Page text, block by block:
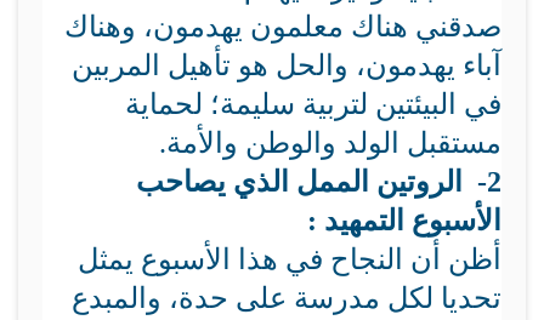
صدقني هناك معلمون يهدمون، وهناك
آباء يهدمون، والحل هو تأهيل المربين
في البيئتين لتربية سليمة؛ لحماية
مستقبل الولد والوطن والأمة.
2- الروتين الممل الذي يصاحب
الأسبوع التمهيد :
أظن أن النجاح في هذا الأسبوع يمثل
تحديا لكل مدرسة على حدة، والمبدع